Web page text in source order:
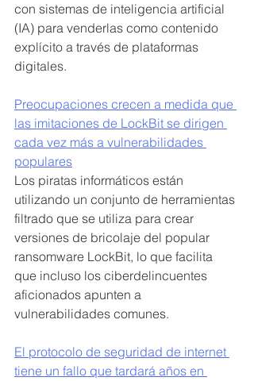
con sistemas de inteligencia artificial
(IA) para venderlas como contenido
explícito a través de plataformas
digitales.
Preocupaciones crecen a medida que
las imitaciones de LockBit se dirigen
cada vez más a vulnerabilidades
populares
Los piratas informáticos están
utilizando un conjunto de herramientas
filtrado que se utiliza para crear
versiones de bricolaje del popular
ransomware LockBit, lo que facilita
que incluso los ciberdelincuentes
aficionados apunten a
vulnerabilidades comunes.
El protocolo de seguridad de internet
tiene un fallo que tardará años en